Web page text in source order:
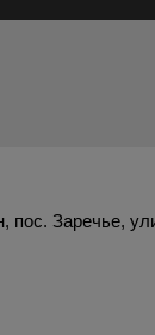
Заречье,